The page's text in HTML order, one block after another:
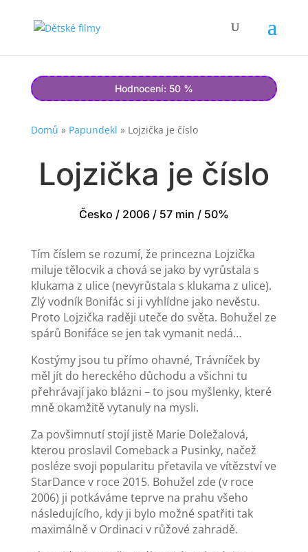
Hodnocení: 50 %
Domů » Papundekl » Lojzička je číslo
Lojzička je číslo
Česko / 2006 / 57 min / 50%
Tím číslem se rozumí, že princezna Lojzička
miluje tělocvik a chová se jako by vyrůstala s
klukama z ulice (nevyrůstala s klukama z ulice).
Zlý vodník Bonifác si ji vyhlídne jako nevěstu.
Proto Lojzička raději uteče do světa. Bohužel ze
spárů Bonifáce se jen tak vymanit nedá…
Kostýmy jsou tu přímo ohavné, Trávníček by
měl jít do hereckého důchodu a všichni tu
přehrávají jako blázni – to jsou myšlenky, které
mně okamžitě vytanuly na mysli.
Za povšimnutí stojí jistě Marie Doležalová,
kterou proslavil Comeback a Pusinky, načež
posléze svoji popularitu přetavila ve vítězství ve
StarDance v roce 2015. Bohužel zde (v roce
2006) ji potkáváme teprve na prahu všeho
následujícího, kdy ji bylo možné spatřiti tak
maximálně v Ordinaci v růžové zahradě.